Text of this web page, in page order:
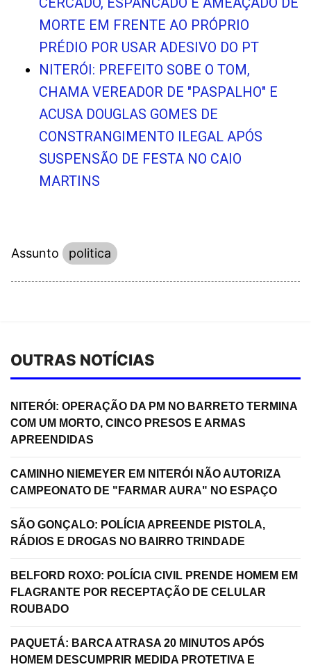
MORTE EM FRENTE AO PRÓPRIO
PRÉDIO POR USAR ADESIVO DO PT
NITERÓI: PREFEITO SOBE O TOM,
CHAMA VEREADOR DE "PASPALHO" E
ACUSA DOUGLAS GOMES DE
CONSTRANGIMENTO ILEGAL APÓS
SUSPENSÃO DE FESTA NO CAIO
MARTINS
Assunto politica
OUTRAS NOTÍCIAS
NITERÓI: OPERAÇÃO DA PM NO BARRETO TERMINA
COM UM MORTO, CINCO PRESOS E ARMAS
APREENDIDAS
CAMINHO NIEMEYER EM NITERÓI NÃO AUTORIZA
CAMPEONATO DE "FARMAR AURA" NO ESPAÇO
SÃO GONÇALO: POLÍCIA APREENDE PISTOLA,
RÁDIOS E DROGAS NO BAIRRO TRINDADE
BELFORD ROXO: POLÍCIA CIVIL PRENDE HOMEM EM
FLAGRANTE POR RECEPTAÇÃO DE CELULAR
ROUBADO
PAQUETÁ: BARCA ATRASA 20 MINUTOS APÓS
HOMEM DESCUMPRIR MEDIDA PROTETIVA E